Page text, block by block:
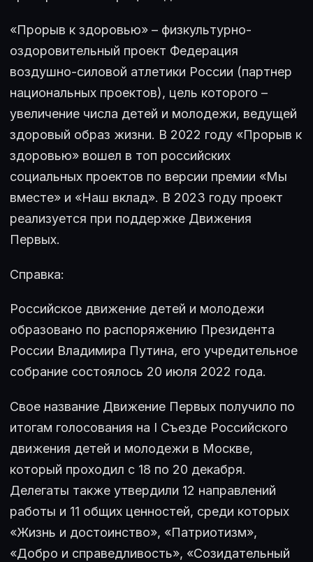
«Прорыв к здоровью» – физкультурно-
оздоровительный проект Федерация
воздушно-силовой атлетики России (партнер
национальных проектов), цель которого –
увеличение числа детей и молодежи, ведущей
здоровый образ жизни. В 2022 году «Прорыв к
здоровью» вошел в топ российских
социальных проектов по версии премии «Мы
вместе» и «Наш вклад». В 2023 году проект
реализуется при поддержке Движения
Первых.
Справка:
Российское движение детей и молодежи
образовано по распоряжению Президента
России Владимира Путина, его учредительное
собрание состоялось 20 июля 2022 года.
Свое название Движение Первых получило по
итогам голосования на I Съезде Российского
движения детей и молодежи в Москве,
который проходил с 18 по 20 декабря.
Делегаты также утвердили 12 направлений
работы и 11 общих ценностей, среди которых
«Жизнь и достоинство», «Патриотизм»,
«Добро и справедливость», «Созидательный